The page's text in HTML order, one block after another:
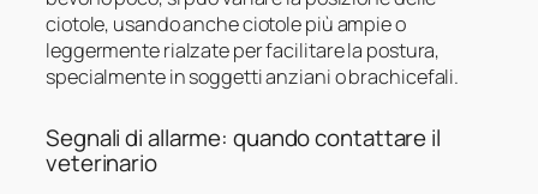
ciotole, usando anche ciotole più ampie o
leggermente rialzate per facilitare la postura,
specialmente in soggetti anziani o brachicefali.
Segnali di allarme: quando contattare il
veterinario